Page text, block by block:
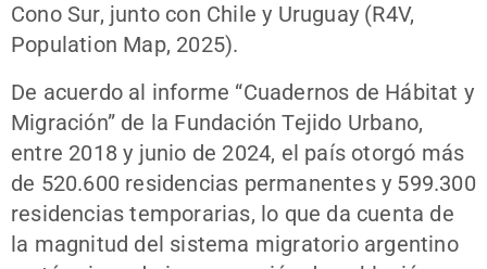
Cono Sur, junto con Chile y Uruguay (R4V,
Population Map, 2025).
De acuerdo al informe “Cuadernos de Hábitat y
Migración” de la Fundación Tejido Urbano,
entre 2018 y junio de 2024, el país otorgó más
de 520.600 residencias permanentes y 599.300
residencias temporarias, lo que da cuenta de
la magnitud del sistema migratorio argentino